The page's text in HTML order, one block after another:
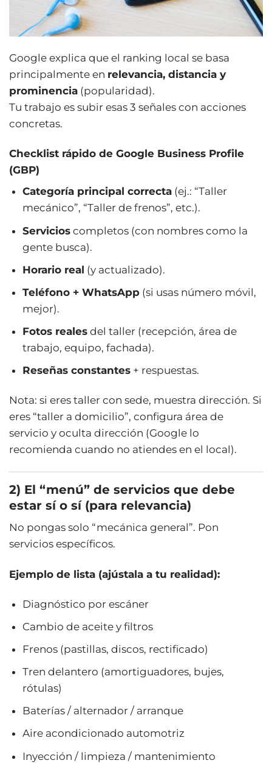
Google explica que el ranking local se basa
principalmente en relevancia, distancia y
prominencia (popularidad).
Tu trabajo es subir esas 3 señales con acciones
concretas.
Checklist rápido de Google Business Profile
(GBP)
Categoría principal correcta (ej.: “Taller
mecánico”, “Taller de frenos”, etc.).
Servicios completos (con nombres como la
gente busca).
Horario real (y actualizado).
Teléfono + WhatsApp (si usas número móvil,
mejor).
Fotos reales del taller (recepción, área de
trabajo, equipo, fachada).
Reseñas constantes + respuestas.
Nota: si eres taller con sede, muestra dirección. Si
eres “taller a domicilio”, configura área de
servicio y oculta dirección (Google lo
recomienda cuando no atiendes en el local).
2) El “menú” de servicios que debe
estar sí o sí (para relevancia)
No pongas solo “mecánica general”. Pon
servicios específicos.
Ejemplo de lista (ajústala a tu realidad):
Diagnóstico por escáner
Cambio de aceite y filtros
Frenos (pastillas, discos, rectificado)
Tren delantero (amortiguadores, bujes,
rótulas)
Baterías / alternador / arranque
Aire acondicionado automotriz
Inyección / limpieza / mantenimiento